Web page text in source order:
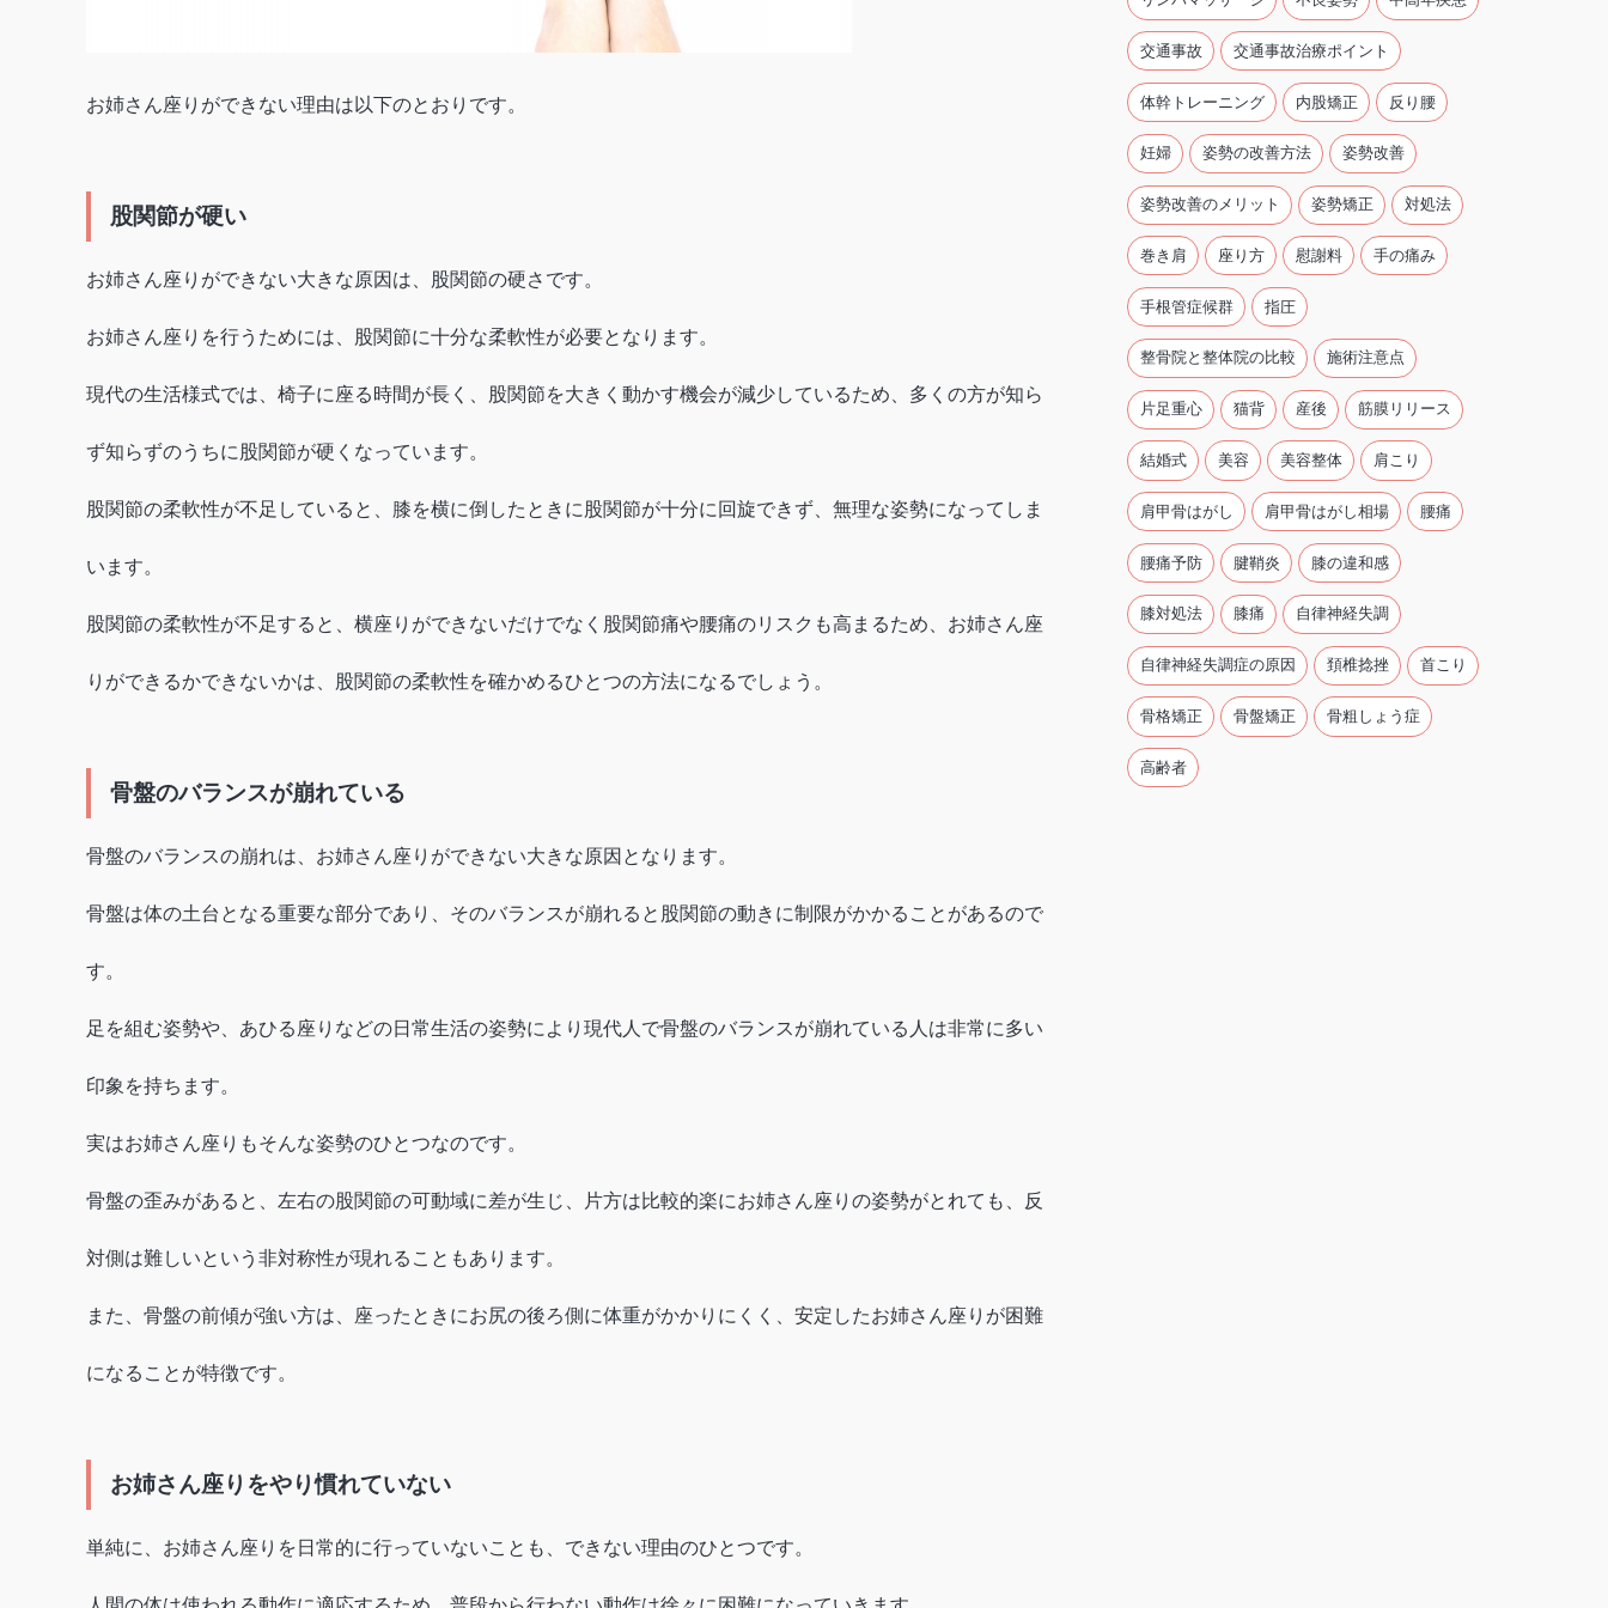
お姉さん座りができない理由は以下のとおりです。
股関節が硬い
お姉さん座りができない大きな原因は、股関節の硬さです。
お姉さん座りを行うためには、股関節に十分な柔軟性が必要となります。
現代の生活様式では、椅子に座る時間が長く、股関節を大きく動かす機会が減少しているため、多くの方が知ら
ず知らずのうちに股関節が硬くなっています。
股関節の柔軟性が不足していると、膝を横に倒したときに股関節が十分に回旋できず、無理な姿勢になってしま
います。
股関節の柔軟性が不足すると、横座りができないだけでなく股関節痛や腰痛のリスクも高まるため、お姉さん座
りができるかできないかは、股関節の柔軟性を確かめるひとつの方法になるでしょう。
骨盤のバランスが崩れている
骨盤のバランスの崩れは、お姉さん座りができない大きな原因となります。
骨盤は体の土台となる重要な部分であり、そのバランスが崩れると股関節の動きに制限がかかることがあるので
す。
足を組む姿勢や、あひる座りなどの日常生活の姿勢により現代人で骨盤のバランスが崩れている人は非常に多い
印象を持ちます。
実はお姉さん座りもそんな姿勢のひとつなのです。
骨盤の歪みがあると、左右の股関節の可動域に差が生じ、片方は比較的楽にお姉さん座りの姿勢がとれても、反
対側は難しいという非対称性が現れることもあります。
また、骨盤の前傾が強い方は、座ったときにお尻の後ろ側に体重がかかりにくく、安定したお姉さん座りが困難
になることが特徴です。
お姉さん座りをやり慣れていない
単純に、お姉さん座りを日常的に行っていないことも、できない理由のひとつです。
交通事故 交通事故治療ポイント
体幹トレーニング 内股矯正 反り腰
妊婦 姿勢の改善方法 姿勢改善
姿勢改善のメリット 姿勢矯正 対処法
巻き肩 座り方 慰謝料 手の痛み
手根管症候群 指圧
整骨院と整体院の比較 施術注意点
片足重心 猫背 産後 筋膜リリース
結婚式 美容 美容整体 肩こり
肩甲骨はがし 肩甲骨はがし相場 腰痛
腰痛予防 腱鞘炎 膝の違和感
膝対処法 膝痛 自律神経失調
自律神経失調症の原因 頚椎捻挫 首こり
骨格矯正 骨盤矯正 骨粗しょう症
高齢者